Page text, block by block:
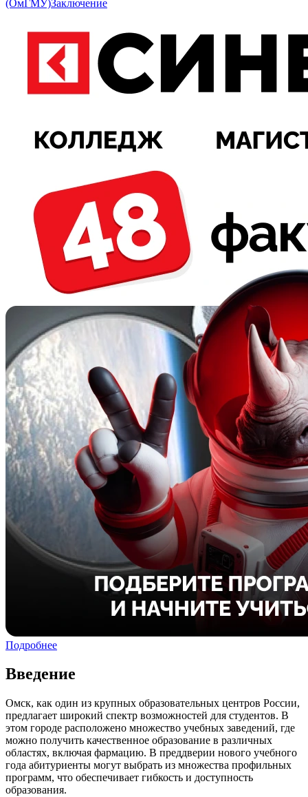
(ОмГМУ)Заключение
Подробнее
Введение
Омск, как один из крупных образовательных центров России,
предлагает широкий спектр возможностей для студентов. В
этом городе расположено множество учебных заведений, где
можно получить качественное образование в различных
областях, включая фармацию. В преддверии нового учебного
года абитуриенты могут выбрать из множества профильных
программ, что обеспечивает гибкость и доступность
образования.